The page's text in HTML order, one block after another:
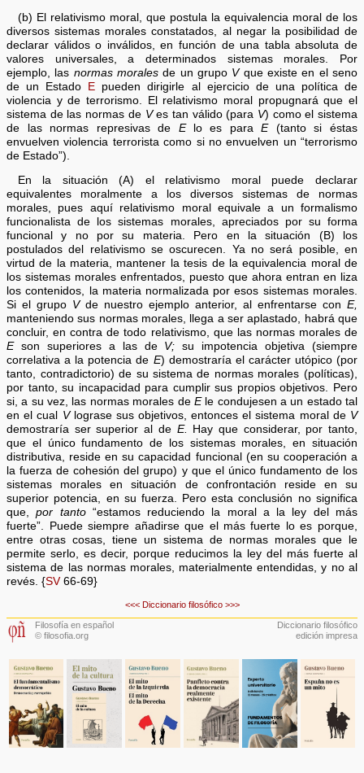
(b) El relativismo moral, que postula la equivalencia moral de los
diversos sistemas morales constatados, al negar la posibilidad de
declarar válidos o inválidos, en función de una tabla absoluta de
valores universales, a determinados sistemas morales. Por
ejemplo, las normas morales de un grupo Vque existe en el seno
de un Estado E pueden dirigirle al ejercicio de una política de
violencia y de terrorismo. El relativismo moral propugnará que el
sistema de las normas de Ves tan válido (para V) como el sistema
de las normas represivas de Elo es paraE(tanto si éstas
envuelven violencia terrorista como si no envuelven un “terrorismo
de Estado”).
En la situación (A) el relativismo moral puede declarar
equivalentes moralmente a los diversos sistemas de normas
morales, pues aquí relativismo moral equivale a un formalismo
funcionalista de los sistemas morales, apreciados por su forma
funcional y no por su materia. Pero en la situación (B) los
postulados del relativismo se oscurecen. Ya no será posible, en
virtud de la materia, mantener la tesis de la equivalencia moral de
los sistemas morales enfrentados, puesto que ahora entran en liza
los contenidos, la materia normalizada por esos sistemas morales.
Si el grupo Vde nuestro ejemplo anterior, al enfrentarse con E,
manteniendo sus normas morales, llega a ser aplastado, habrá que
concluir, en contra de todo relativismo, que las normas morales de
Eson superiores a las de V; su impotencia objetiva (siempre
correlativa a la potencia de E) demostraría el carácter utópico (por
tanto, contradictorio) de su sistema de normas morales (políticas),
por tanto, su incapacidad para cumplir sus propios objetivos. Pero
si, a su vez, las normas morales de Ele condujesen a un estado tal
en el cual Vlograse sus objetivos, entonces el sistema moral de V
demostraría ser superior al de E. Hay que considerar, por tanto,
que el único fundamento de los sistemas morales, en situación
distributiva, reside en su capacidad funcional (en su cooperación a
la fuerza de cohesión del grupo) y que el único fundamento de los
sistemas morales en situación de confrontación reside en su
superior potencia, en su fuerza. Pero esta conclusión no significa
que,por tanto“estamos reduciendo la moral a la ley del más
fuerte”. Puede siempre añadirse que el más fuerte lo es porque,
entre otras cosas, tiene un sistema de normas morales que le
permite serlo, es decir, porque reducimos la ley del más fuerte al
sistema de las normas morales, materialmente entendidas, y no al
revés. {SV66-69}
<<< Diccionario filosófico >>>
Filosofía en español
© filosofia.org
Diccionario filosófico
edición impresa